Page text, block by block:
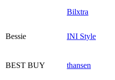
Bilxtra
Bessie INI Style
BEST BUY thansen